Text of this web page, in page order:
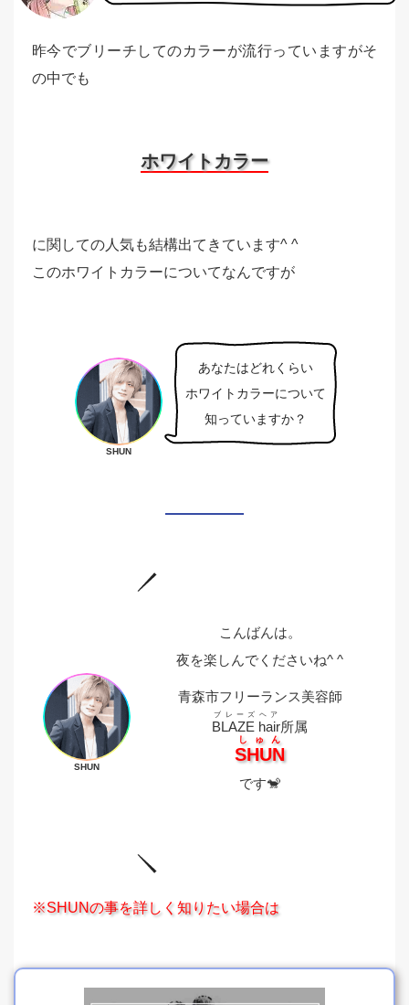
昨今でブリーチしてのカラーが流行っていますがそ
の中でも
ホワイトカラー
に関しての人気も結構出てきています^ ^
このホワイトカラーについてなんですが
SHUN
あなたはどれくらい
ホワイトカラーについて
知っていますか？
SHUN
こんばんは。
夜を楽しんでくださいね^ ^
青森市フリーランス美容師
BLAZE hair
ブレーズヘア
所属
SHUN
しゅん
です🐒
※SHUNの事を詳しく知りたい場合は